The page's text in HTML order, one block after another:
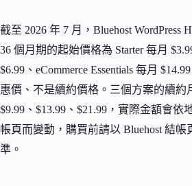
截至 2026 年 7 月，Bluehost WordPress
36 個月期的起始價格為 Starter 每月
$6.99、eCommerce Essentials 每月
惠價、不是續約價格。三個方案的續約
$9.99、$13.99、$21.99，實際金額會依
帳頁而變動，購買前請以 Bluehost 結帳
準。